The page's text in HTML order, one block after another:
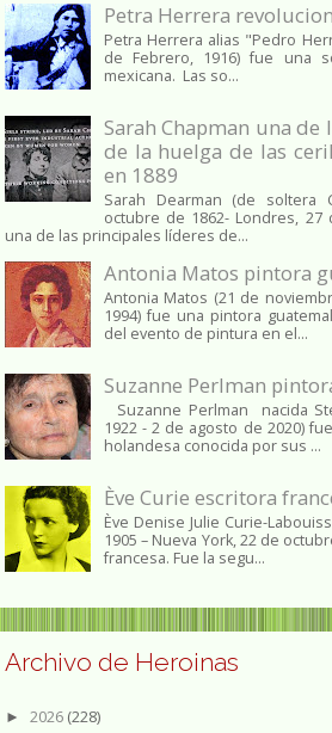
Petra Herrera
Petra Herrera alias "Pedro
de Febrero, 1916) fue una
mexicana. Las so...
Sarah Chapman una
de la huelga de las
en 1889
Sarah Dearman (de soltera
octubre de 1862​- Londres,
una de las principales líderes de...
Antonia Matos pintora
Antonia Matos (21 de
1994) fue una pintora
del evento de pintura en el...
Suzanne Perlman
Suzanne Perlman nacida
1922 - 2 de agosto de 2020)
holandesa conocida por sus ...
Ève Curie escritora
Ève Denise Julie Curie-
1905 – Nueva York, 22 de
francesa. Fue la segu...
Archivo de Heroinas
► 2026 (228)